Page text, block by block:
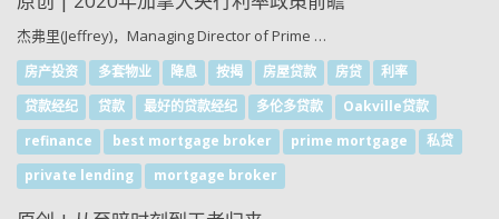
杰弗里(Jeffrey)，Managing Director of Prime …
房产投资 多套物业 降息 按揭 房屋贷款 房贷
利率
贷款经纪
贷款 最好的贷款经纪 多伦多贷款
Oakville贷款
refinance
best mortgage broker prime mortgage
私贷
private lending
mortgage broker